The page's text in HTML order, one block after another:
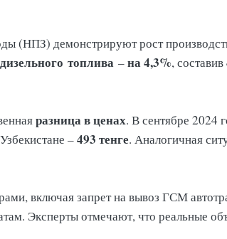
(НПЗ) демонстрируют рост
дизельного топлива –на 4,3%, составив
разница в ценах. В сентябре 2024
–493 тенге. Аналогичная
включая запрет на вывоз ГСМ
Эксперты отмечают, что реальные